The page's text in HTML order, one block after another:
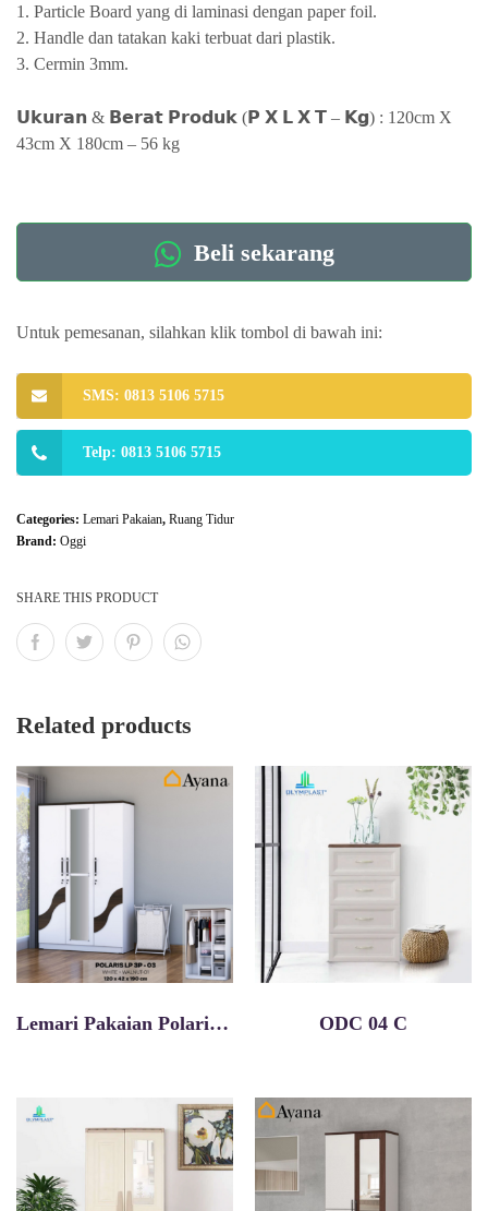
1. Particle Board yang di laminasi dengan paper foil.
2. Handle dan tatakan kaki terbuat dari plastik.
3. Cermin 3mm.
𝗨𝗸𝘂𝗿𝗮𝗻 & 𝗕𝗲𝗿𝗮𝘁 𝗣𝗿𝗼𝗱𝘂𝗸 (𝗣 𝗫 𝗟 𝗫 𝗧 – 𝗞𝗴) : 120cm X
43cm X 180cm – 56 kg
Beli sekarang
Untuk pemesanan, silahkan klik tombol di bawah ini:
SMS: 0813 5106 5715
Telp: 0813 5106 5715
Categories: Lemari Pakaian, Ruang Tidur
Brand: Oggi
SHARE THIS PRODUCT
Related products
Lemari Pakaian Polaris Lp 3p 03 ODC 04 C